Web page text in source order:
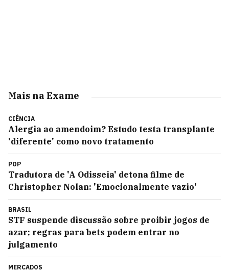
Mais na Exame
CIÊNCIA
Alergia ao amendoim? Estudo testa transplante
'diferente' como novo tratamento
POP
Tradutora de 'A Odisseia' detona filme de
Christopher Nolan: 'Emocionalmente vazio'
BRASIL
STF suspende discussão sobre proibir jogos de
azar; regras para bets podem entrar no
julgamento
MERCADOS